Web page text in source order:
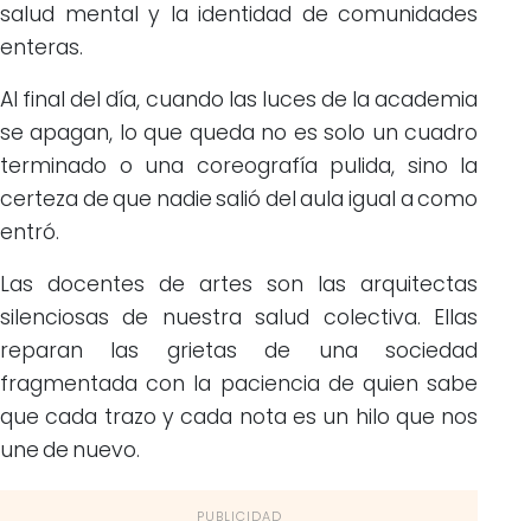
salud mental y la identidad de comunidades
enteras.
Al final del día, cuando las luces de la academia
se apagan, lo que queda no es solo un cuadro
terminado o una coreografía pulida, sino la
certeza de que nadie salió del aula igual a como
entró.
Las docentes de artes son las arquitectas
silenciosas de nuestra salud colectiva. Ellas
reparan las grietas de una sociedad
fragmentada con la paciencia de quien sabe
que cada trazo y cada nota es un hilo que nos
une de nuevo.
PUBLICIDAD